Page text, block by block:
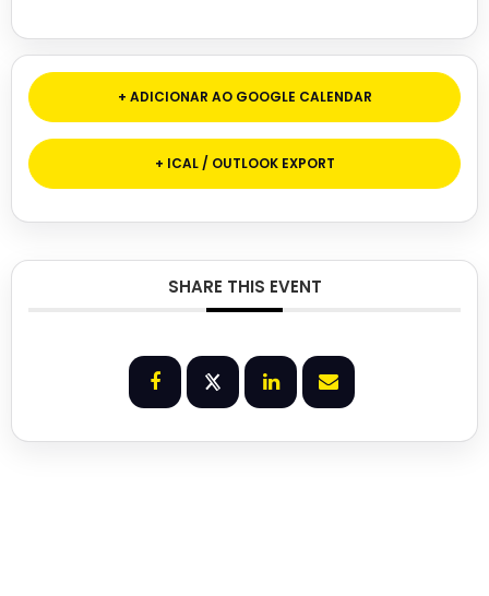
+ ADICIONAR AO GOOGLE CALENDAR
+ ICAL / OUTLOOK EXPORT
SHARE THIS EVENT